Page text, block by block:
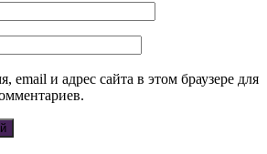
email и адрес сайта в этом браузере для